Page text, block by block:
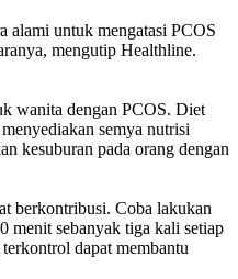
alami untuk mengatasi PCOS
mengutip Healthline.
wanita dengan PCOS. Diet
semya nutrisi
kesuburan pada orang dengan
berkontribusi. Coba lakukan
menit sebanyak tiga kali setiap
dapat membantu